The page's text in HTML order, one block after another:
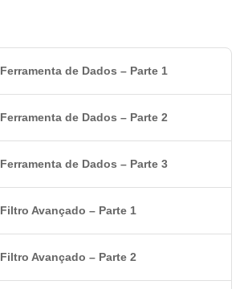
Ferramenta de Dados – Parte 1
Ferramenta de Dados – Parte 2
Ferramenta de Dados – Parte 3
Filtro Avançado – Parte 1
Filtro Avançado – Parte 2